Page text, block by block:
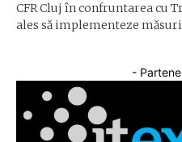
CFR Cluj în confruntarea cu
ales să implementeze
-